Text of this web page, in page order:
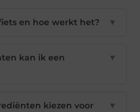
en hoe werkt het? ▼
kan ik een
▼
kiezen voor
▼